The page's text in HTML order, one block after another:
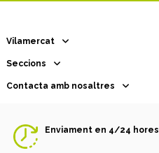
Vilamercat
Seccions
Contacta amb nosaltres
Enviament en 4/24 hores